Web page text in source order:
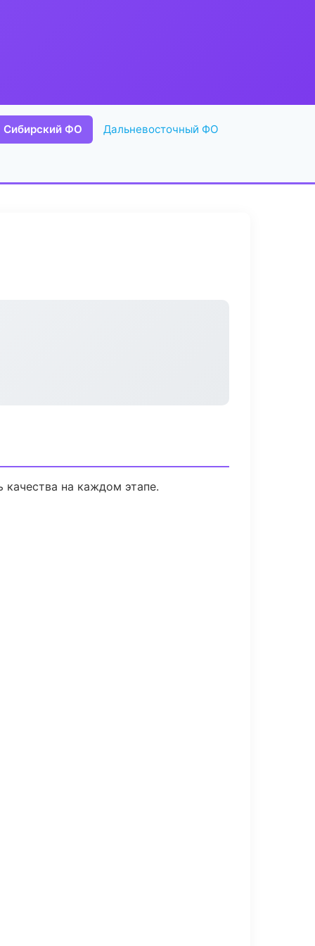
Сибирский ФО Дальневосточный ФО
на каждом этапе.